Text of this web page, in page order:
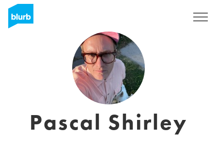
Pascal Shirley